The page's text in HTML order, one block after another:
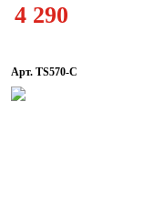
4 290
Арт. TS570-С